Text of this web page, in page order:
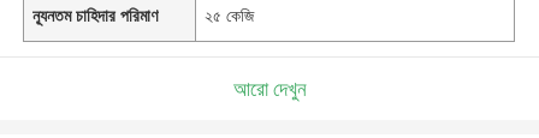
ন্যূনতম চাহিদার পরিমাণ ২৫ কেজি
আরো দেখুন